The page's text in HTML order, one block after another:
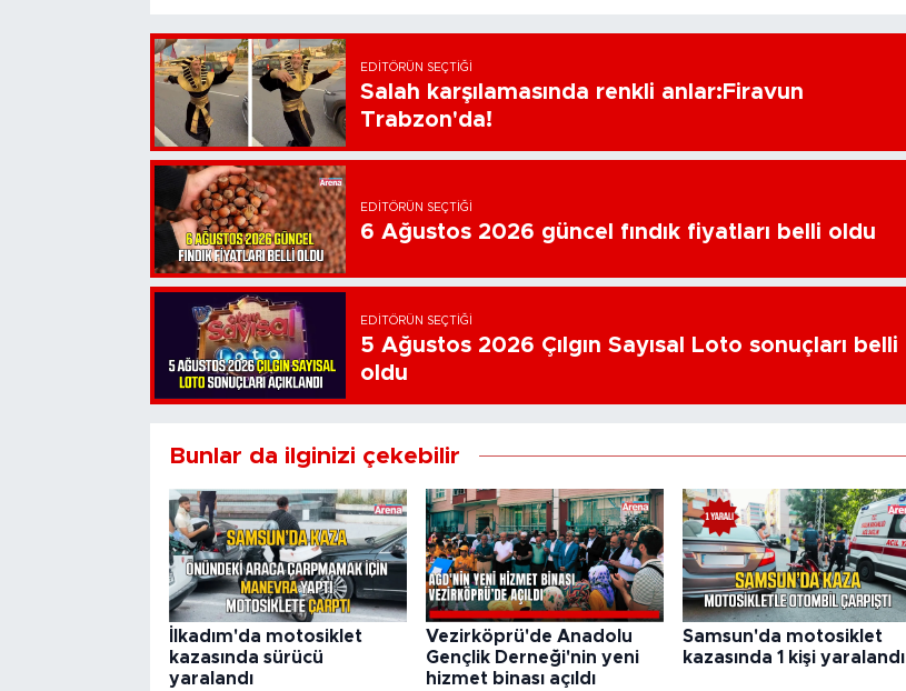
EDITÖRÜN SEÇTIĞI
Salah karşılamasında renkli anlar:Firavun
Trabzon'da!
EDITÖRÜN SEÇTIĞI
6 Ağustos 2026 güncel fındık fiyatları belli oldu
EDITÖRÜN SEÇTIĞI
5 Ağustos 2026 Çılgın Sayısal Loto sonuçları belli
oldu
Bunlar da ilginizi çekebilir
İlkadım'da motosiklet
kazasında sürücü
yaralandı
Vezirköprü'de Anadolu
Gençlik Derneği'nin yeni
hizmet binası açıldı
Samsun'da motosiklet
kazasında 1 kişi yaralandı